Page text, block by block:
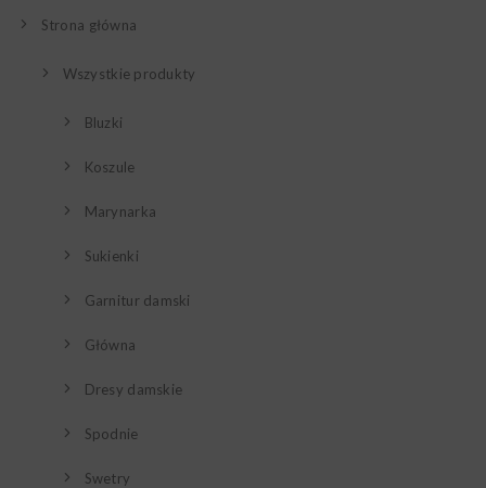
Strona główna
Wszystkie produkty
Bluzki
Koszule
Marynarka
Sukienki
Garnitur damski
Główna
Dresy damskie
Spodnie
Swetry